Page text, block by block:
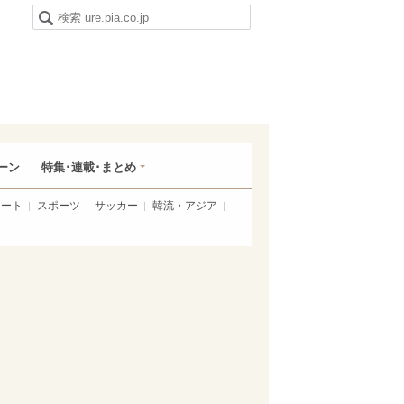
ン 特集･連載･まとめ
ト スポーツ サッカー 韓流・アジア